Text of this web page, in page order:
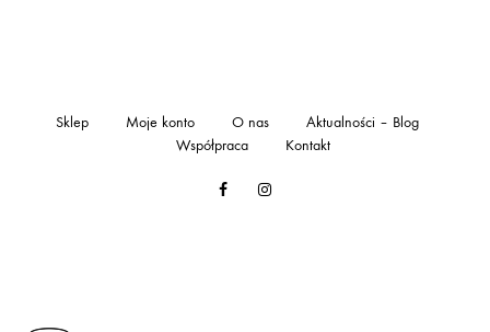
FacebookInstagram
Sklep Moje konto O nas
Aktualności – Blog
Współpraca
Kontakt